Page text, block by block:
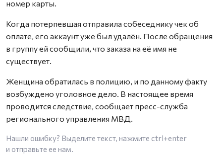
номер карты.
Когда потерпевшая отправила собеседнику чек об
оплате, его аккаунт уже был удалён. После обращения
в группу ей сообщили, что заказа на её имя не
существует.
Женщина обратилась в полицию, и по данному факту
возбуждено уголовное дело. В настоящее время
проводится следствие, сообщает пресс-служба
регионального управления МВД.
Нашли ошибку? Выделите текст, нажмите ctrl+enter
и отправьте ее нам.